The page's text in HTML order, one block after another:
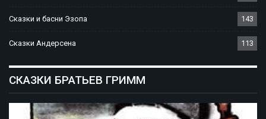
Сказки и басни Эзопа 143
Сказки Андерсена 113
СКАЗКИ БРАТЬЕВ ГРИММ